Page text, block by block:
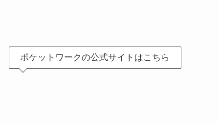
ポケットワークの公式サイトはこちら